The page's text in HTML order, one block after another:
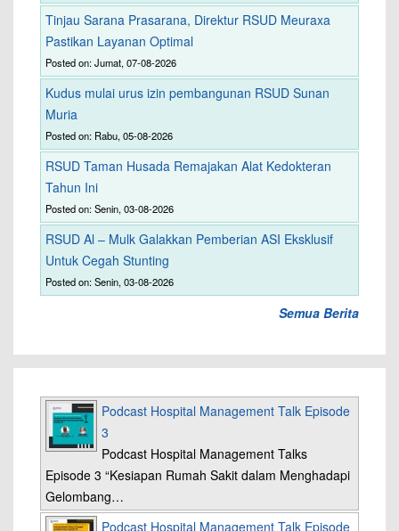
Tinjau Sarana Prasarana, Direktur RSUD Meuraxa
Pastikan Layanan Optimal
Posted on: Jumat, 07-08-2026
Kudus mulai urus izin pembangunan RSUD Sunan
Muria
Posted on: Rabu, 05-08-2026
RSUD Taman Husada Remajakan Alat Kedokteran
Tahun Ini
Posted on: Senin, 03-08-2026
RSUD Al – Mulk Galakkan Pemberian ASI Eksklusif
Untuk Cegah Stunting
Posted on: Senin, 03-08-2026
Semua Berita
Podcast Hospital Management Talk Episode
3
Podcast Hospital Management Talks
Episode 3 “Kesiapan Rumah Sakit dalam Menghadapi
Gelombang…
Podcast Hospital Management Talk Episode